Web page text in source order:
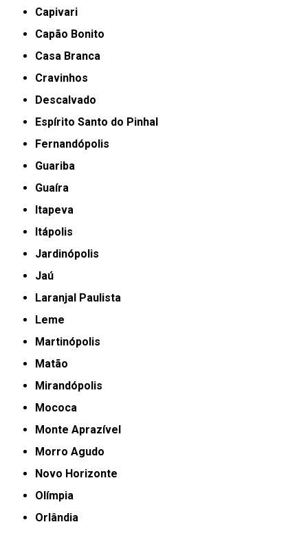
Capivari
Capão Bonito
Casa Branca
Cravinhos
Descalvado
Espírito Santo do Pinhal
Fernandópolis
Guariba
Guaíra
Itapeva
Itápolis
Jardinópolis
Jaú
Laranjal Paulista
Leme
Martinópolis
Matão
Mirandópolis
Mococa
Monte Aprazível
Morro Agudo
Novo Horizonte
Olímpia
Orlândia